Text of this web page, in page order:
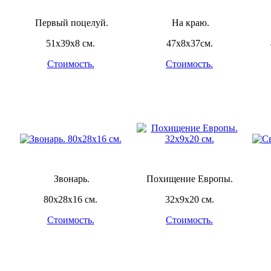
Первый поцелуй.
51х39х8 см.
Стоимость.
На краю.
47х8х37см.
Стоимость.
Звонарь.
80х28х16 см.
Стоимость.
Похищение Европы.
32х9х20 см.
Стоимость.